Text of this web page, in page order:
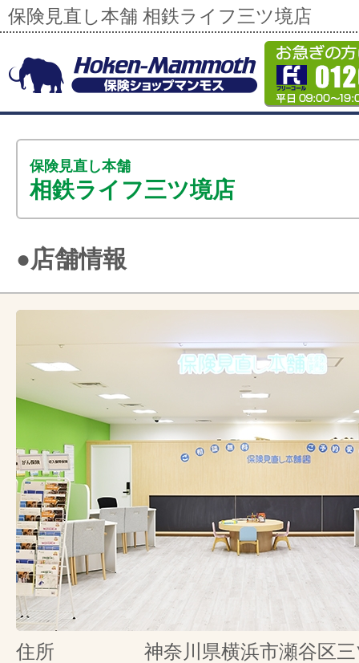
保険見直し本舗 相鉄ライフ三ツ境店
保険見直し本舗
相鉄ライフ三ツ境店
●店舗情報
住所
神奈川県横浜市瀬谷区